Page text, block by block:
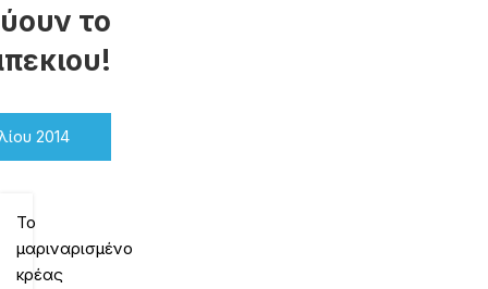
το
2014
Το
μαριναρισμένο
κρέας